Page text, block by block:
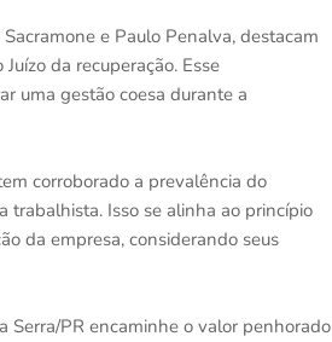
e Paulo Penalva, destacam
da recuperação. Esse
uma gestão coesa durante a
corroborado a prevalência do
trabalhista. Isso se alinha ao princípio
da empresa, considerando seus
Serra/PR encaminhe o valor penhorado